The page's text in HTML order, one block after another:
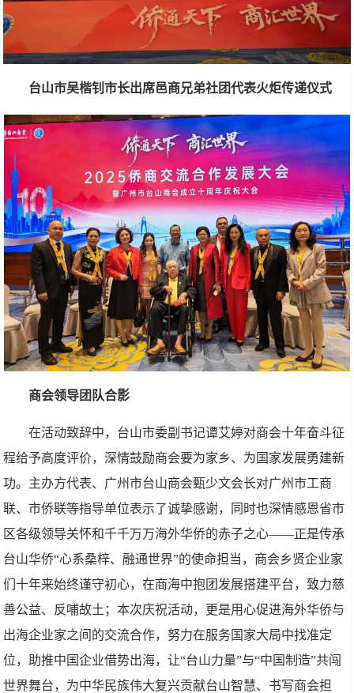
台山市吴楷钊市长出席邑商兄弟社团代表火炬传递仪式
商会领导团队合影
在活动致辞中，台山市委副书记谭艾婷对商会十年奋斗征
程给予高度评价，深情鼓励商会要为家乡、为国家发展勇建新
功。主办方代表、广州市台山商会甄少文会长对广州市工商
联、市侨联等指导单位表示了诚挚感谢，同时也深情感恩省市
区各级领导关怀和千千万万海外华侨的赤子之心——正是传承
台山华侨“心系桑梓、融通世界”的使命担当，商会乡贤企业家
们十年来始终谨守初心，在商海中抱团发展搭建平台，致力慈
善公益、反哺故土；本次庆祝活动，更是用心促进海外华侨与
出海企业家之间的交流合作，努力在服务国家大局中找准定
位，助推中国企业借势出海，让“台山力量”与“中国制造”共闯
世界舞台，为中华民族伟大复兴贡献台山智慧、书写商会担